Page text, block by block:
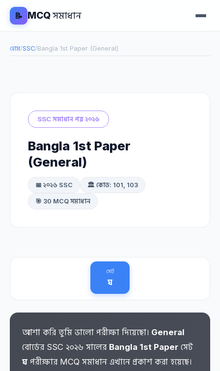
📝 MCQসমাধান
হোম/SSC/Bangla 1st Paper (General)
SSC সমাধান পত্র ২০২৬
Bangla 1st Paper
(General)
📅 ২০২৬ SSC 🏛️ কোড: 101, 103
🎯 30 MCQ সমাধান
সেট
ঘ
আশা করি তুমি ভালো পরীক্ষা দিয়েছো। General
বোর্ডের SSC ২০২৬ সালের Bangla 1st Paper সেট
ঘ পরীক্ষার MCQ সমাধান এখানে প্রকাশ করা হয়েছে।